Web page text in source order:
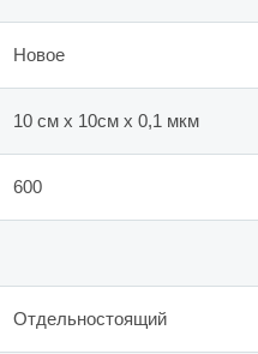
Новое
10 см х 10см х 0,1 мкм
600
Отдельностоящий